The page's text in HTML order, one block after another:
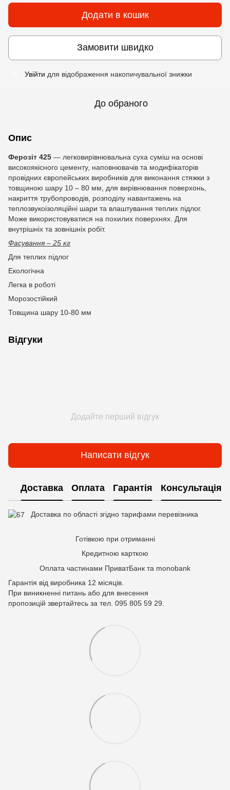
Додати в кошик
Замовити швидко
Увійти для відображення накопичувальної знижки
До обраного
Опис
Ферозіт 425 — легковирівнювальна суха суміш на основі
високоякісного цементу, наповнювачів та модифікаторів
провідних європейських виробників для виконання стяжки з
товщиною шару 10 – 80 мм, для вирівнювання поверхонь,
накриття трубопроводів, розподілу навантажень на
теплозвукоізоляційні шари та влаштування теплих підлог.
Може використовуватися на похилих поверхнях. Для
внутрішніх та зовнішніх робіт.
Фасування – 25 кг
Для теплих підлог
Екологічна
Легка в роботі
Морозостійкий
Товщина шару 10-80 мм
Відгуки
Додайте перший відгук
Написати відгук
Доставка Оплата Гарантія Консультація
Доставка по області згідно тарифами перевізника
Готівкою при отриманні
Кредитною карткою
Оплата частинами ПриватБанк та monobank
Гарантія від виробника 12 місяців.
При виникненні питань або для внесення
пропозицій звертайтесь за тел. 095 805 59 29.